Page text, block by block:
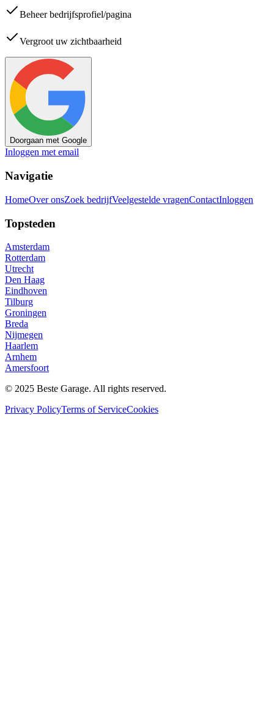
Beheer bedrijfsprofiel/pagina
Vergroot uw zichtbaarheid
Doorgaan met Google
Inloggen met email
Navigatie
HomeOver onsZoek bedrijfVeelgestelde vragenContactInloggen
Topsteden
Amsterdam
Rotterdam
Utrecht
Den Haag
Eindhoven
Tilburg
Groningen
Breda
Nijmegen
Haarlem
Arnhem
Amersfoort
© 2025 Beste Garage. All rights reserved.
Privacy PolicyTerms of ServiceCookies